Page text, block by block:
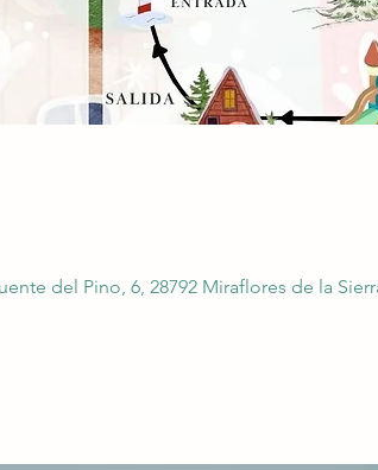
del Pino, 6, 28792 Miraflores de la